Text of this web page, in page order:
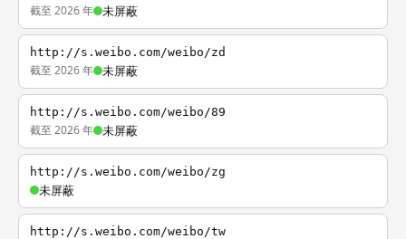
截至 2026 年 未屏蔽
http://s.weibo.com/weibo/zd
截至 2026 年 未屏蔽
http://s.weibo.com/weibo/89
截至 2026 年 未屏蔽
http://s.weibo.com/weibo/zg
未屏蔽
http://s.weibo.com/weibo/tw